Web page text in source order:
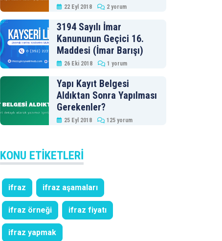
22 Eyl 2018 2 yorum
3194 Sayılı İmar
Kanununun Geçici 16.
Maddesi (İmar Barışı)
26 Eki 2018 1 yorum
Yapı Kayıt Belgesi
Aldıktan Sonra Yapılması
Gerekenler?
25 Eyl 2018 125 yorum
KONU ETIKETLERI
ifraz ifraz aşamaları
ifraz örneği ifraz fiyatı
ifraz yapmak